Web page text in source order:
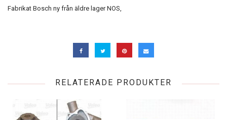
Fabrikat Bosch ny från äldre lager NOS,
RELATERADE PRODUKTER